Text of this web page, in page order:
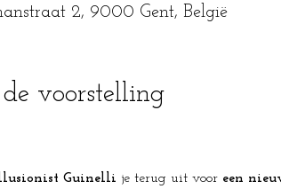
2, 9000 Gent, België
voorstelling
Guinelli je terug uit voor een